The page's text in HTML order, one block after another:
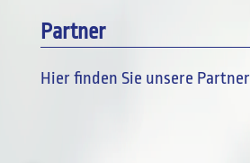
Partner
Hier finden Sie unsere Partner